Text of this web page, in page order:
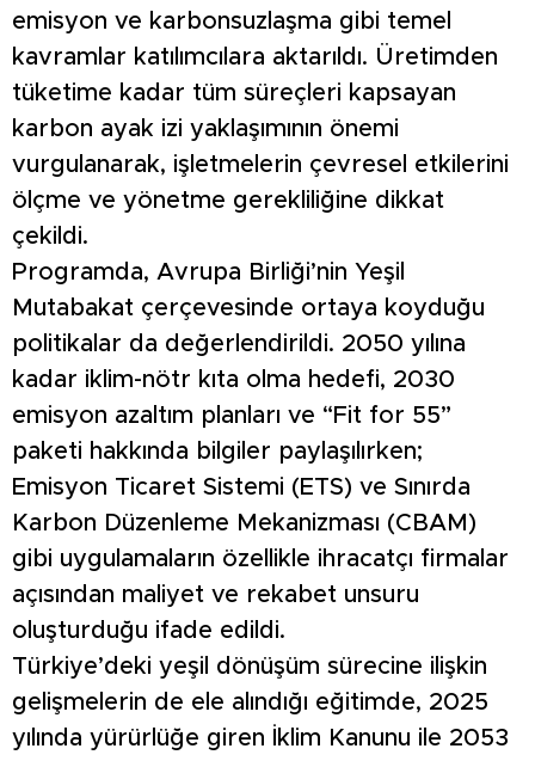
emisyon ve karbonsuzlaşma gibi temel
kavramlar katılımcılara aktarıldı. Üretimden
tüketime kadar tüm süreçleri kapsayan
karbon ayak izi yaklaşımının önemi
vurgulanarak, işletmelerin çevresel etkilerini
ölçme ve yönetme gerekliliğine dikkat
çekildi.
Programda, Avrupa Birliği’nin Yeşil
Mutabakat çerçevesinde ortaya koyduğu
politikalar da değerlendirildi. 2050 yılına
kadar iklim-nötr kıta olma hedefi, 2030
emisyon azaltım planları ve “Fit for 55”
paketi hakkında bilgiler paylaşılırken;
Emisyon Ticaret Sistemi (ETS) ve Sınırda
Karbon Düzenleme Mekanizması (CBAM)
gibi uygulamaların özellikle ihracatçı firmalar
açısından maliyet ve rekabet unsuru
oluşturduğu ifade edildi.
Türkiye’deki yeşil dönüşüm sürecine ilişkin
gelişmelerin de ele alındığı eğitimde, 2025
yılında yürürlüğe giren İklim Kanunu ile 2053